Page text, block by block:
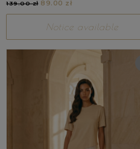
139.00 zł89.00 zł
Notice available